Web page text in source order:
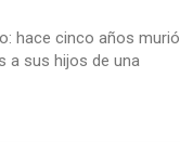
hace cinco años murió
a sus hijos de una